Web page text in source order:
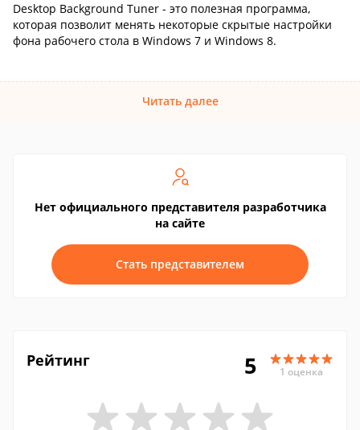
Desktop Background Tuner - это полезная программа,
которая позволит менять некоторые скрытые настройки
фона рабочего стола в Windows 7 и Windows 8.
Читать далее
Нет официального представителя разработчика
на сайте
Стать представителем
Рейтинг 5 1 оценка